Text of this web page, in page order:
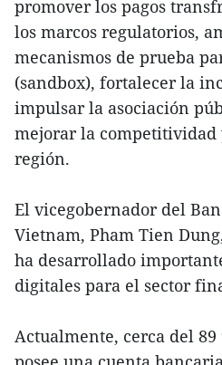
promover los pagos
los marcos regulatorios,
mecanismos de prueba
(sandbox), fortalecer la
impulsar la asociación
mejorar la
región.
El vicegobernador del
Vietnam, Pham Tien
ha desarrollado
digitales para el sector
Actualmente, cerca del 89